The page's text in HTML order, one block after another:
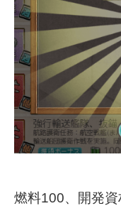
燃料100、開発資